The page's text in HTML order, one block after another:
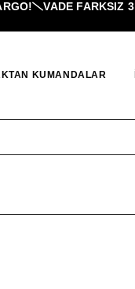
VADE FARKSIZ 3
KUMANDALAR